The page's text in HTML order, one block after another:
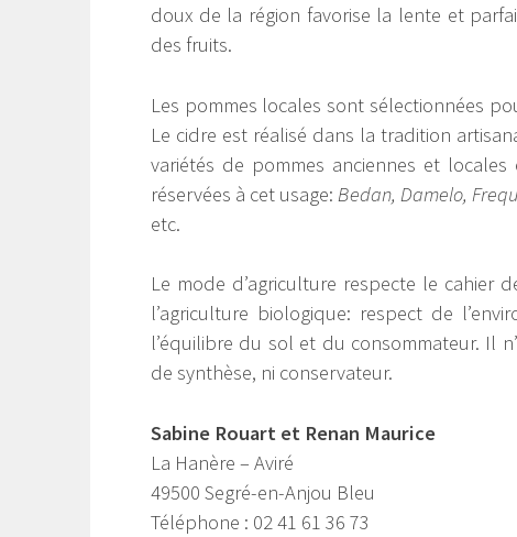
doux de la région favorise la lente et
des fruits.
Les pommes locales sont sélectionnées
Le cidre est réalisé dans la tradition
variétés de pommes anciennes et locales
réservées à cet usage:Bedan, Damelo,
etc.
Le mode d’agriculture respecte le cahier
l’agriculture biologique: respect de
l’équilibre du sol et du consommateur. Il
de synthèse, ni conservateur.
Sabine Rouart et Renan Maurice
La Hanère – Aviré
49500 Segré-en-Anjou Bleu
Téléphone : 02 41 61 36 73